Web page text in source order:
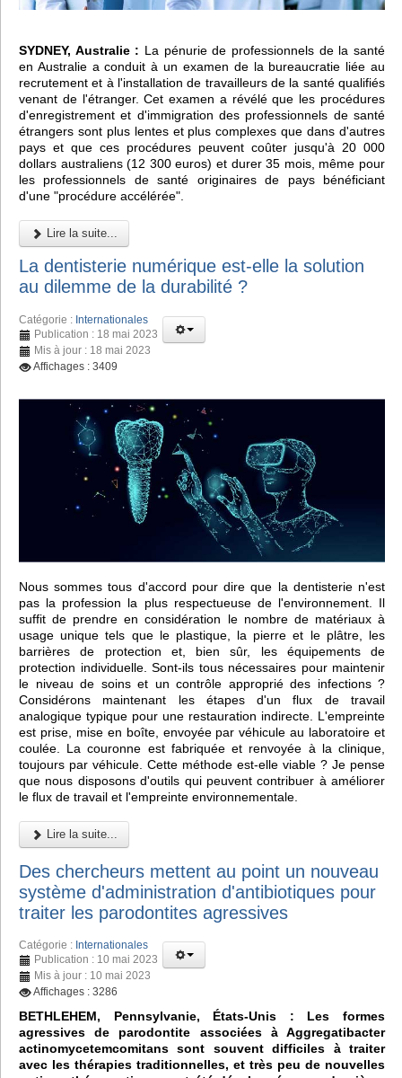
SYDNEY, Australie : La pénurie de professionnels de la santé
en Australie a conduit à un examen de la bureaucratie liée au
recrutement et à l'installation de travailleurs de la santé qualifiés
venant de l'étranger. Cet examen a révélé que les procédures
d'enregistrement et d'immigration des professionnels de santé
étrangers sont plus lentes et plus complexes que dans d'autres
pays et que ces procédures peuvent coûter jusqu'à 20 000
dollars australiens (12 300 euros) et durer 35 mois, même pour
les professionnels de santé originaires de pays bénéficiant
d'une "procédure accélérée".
Lire la suite...
La dentisterie numérique est-elle la solution
au dilemme de la durabilité ?
Catégorie : Internationales
Publication : 18 mai 2023
Mis à jour : 18 mai 2023
Affichages : 3409
Nous sommes tous d'accord pour dire que la dentisterie n'est
pas la profession la plus respectueuse de l'environnement. Il
suffit de prendre en considération le nombre de matériaux à
usage unique tels que le plastique, la pierre et le plâtre, les
barrières de protection et, bien sûr, les équipements de
protection individuelle. Sont-ils tous nécessaires pour maintenir
le niveau de soins et un contrôle approprié des infections ?
Considérons maintenant les étapes d'un flux de travail
analogique typique pour une restauration indirecte. L'empreinte
est prise, mise en boîte, envoyée par véhicule au laboratoire et
coulée. La couronne est fabriquée et renvoyée à la clinique,
toujours par véhicule. Cette méthode est-elle viable ? Je pense
que nous disposons d'outils qui peuvent contribuer à améliorer
le flux de travail et l'empreinte environnementale.
Lire la suite...
Des chercheurs mettent au point un nouveau
système d'administration d'antibiotiques pour
traiter les parodontites agressives
Catégorie : Internationales
Publication : 10 mai 2023
Mis à jour : 10 mai 2023
Affichages : 3286
BETHLEHEM, Pennsylvanie, États-Unis : Les formes
agressives de parodontite associées à Aggregatibacter
actinomycetemcomitans sont souvent difficiles à traiter
avec les thérapies traditionnelles, et très peu de nouvelles